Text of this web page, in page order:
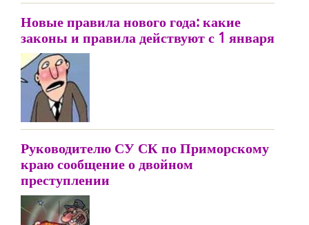
Новые правила нового года: какие
законы и правила действуют с 1 января
Руководителю СУ СК по Приморскому
краю сообщение о двойном
преступлении